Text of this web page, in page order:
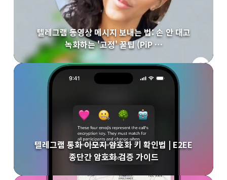
텔레그램 동영상 메시지 보내는 법: 손 안 대고
녹화하는 '고정' 꿀팁 (PiP …
텔레그램 통화 이모지 암호화 키 확인법 | E2EE
종단간 암호화 검증 가이드